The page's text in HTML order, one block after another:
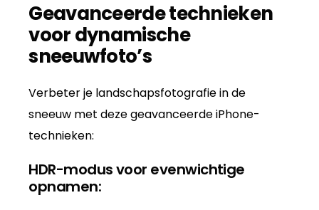
Geavanceerde technieken
voor dynamische
sneeuwfoto’s
Verbeter je landschapsfotografie in de
sneeuw met deze geavanceerde iPhone-
technieken:
HDR-modus voor evenwichtige
opnamen: